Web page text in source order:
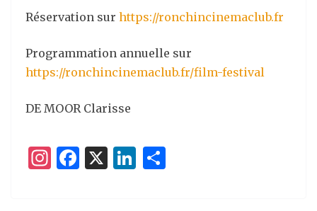
Réservation sur https://ronchincinemaclub.fr
Programmation annuelle sur
https://ronchincinemaclub.fr/film-festival
DE MOOR Clarisse
I
F
X
Li